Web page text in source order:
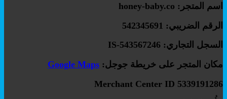
اسم المتجر: honey-baby.co
الرقم الضريبي: 542345691
السجل التجاري: IS-543567246
مكان المتجر على خريطة جوجل: Google Maps
Merchant Center ID 5339191286